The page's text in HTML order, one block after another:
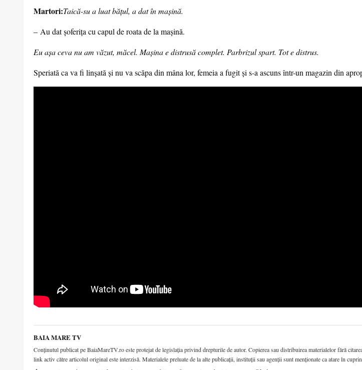
Martori:Taică-su a luat băţul, a dat în maşină.
– Au dat şoferiţa cu capul de roata de la maşină.
Eu aşa ceva nu am văzut, măcel. Maşina e distrusă complet. Parbrizul spart. Tot e distrus.
Speriată ca va fi linşată şi nu va scăpa din mâna lor, femeia a fugit şi s-a ascuns într-un magazin din
BAIA MARE TV
Conținutul publicat pe BaiaMareTV.ro este protejat de legislația privind drepturile de autor. Copierea sau distribuirea materialelor fără
link activ către articolul original este interzisă. Materialele preluate de la alte publicații, instituții sau agenții sunt menționate ca atare în